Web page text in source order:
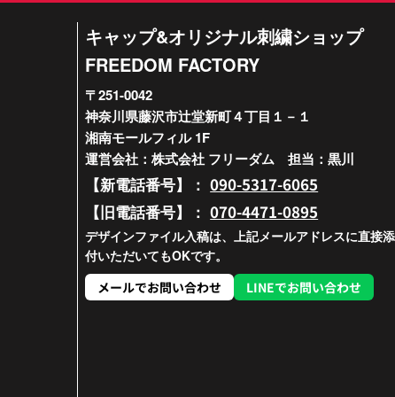
キャップ&オリジナル刺繍ショップ
FREEDOM FACTORY
〒251-0042
神奈川県藤沢市辻堂新町４丁目１－１
湘南モールフィル 1F
運営会社：株式会社 フリーダム 担当：黒川
【新電話番号】：090-5317-6065
【旧電話番号】：070-4471-0895
デザインファイル入稿は、上記メールアドレスに直接添
付いただいてもOKです。
メールでお問い合わせ
LINEでお問い合わせ